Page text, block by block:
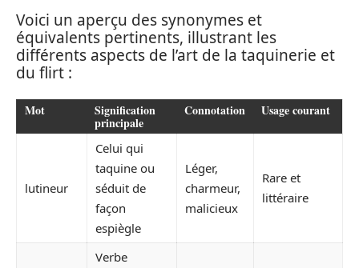
Voici un aperçu des synonymes et
équivalents pertinents, illustrant les
différents aspects de l’art de la taquinerie et
du flirt :
Mot Signification
principale
Connotation Usage courant
lutineur
Celui qui
taquine ou
séduit de
façon
espiègle
Léger,
charmeur,
malicieux
Rare et
littéraire
Verbe